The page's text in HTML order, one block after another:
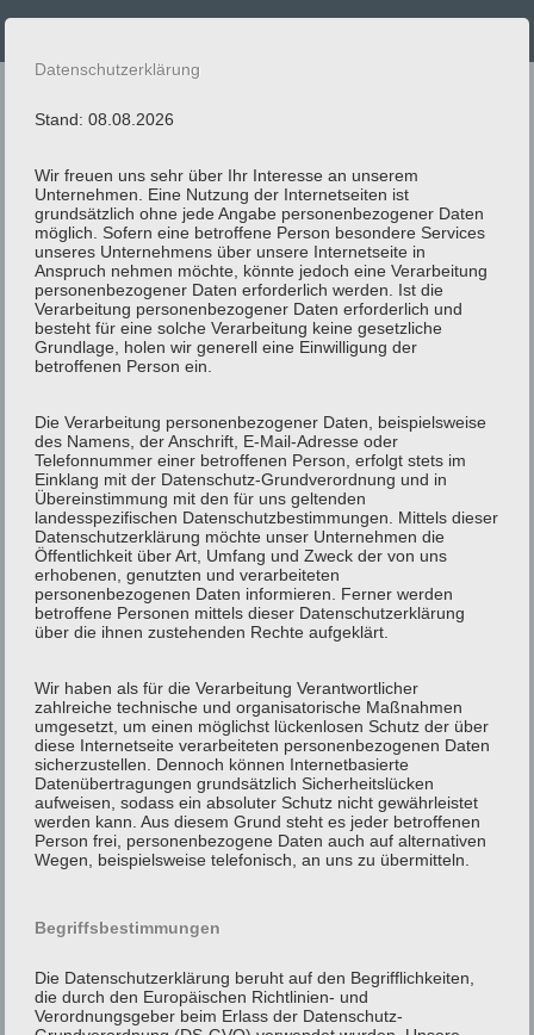
Ihr Taxi- und Mietwagen-Unternehmen
aus Oelde
02522 6969
02522 6969
Taxi bestellen
Eine schnelle und zuverlässige Bestellung geht
über unsere Rufnummer 025226969, die für
zu erreichen ist.
Wir bieten Ihnen aber auch eine Online-
Bestellung an.
Bestellen Sie hier Ihr Taxi oder Ihren
Mietwagen vor!
Bitte beachten Sie, das wir bei einer Bestellung
bearbeiten können und wir zudem eine
Datenschutzerklärung
Stand: 08.08.2026
Wir freuen uns sehr über Ihr Interesse an unserem
Unternehmen. Eine Nutzung der Internetseiten ist
grundsätzlich ohne jede Angabe personenbezogener Daten
möglich. Sofern eine betroffene Person besondere Services
unseres Unternehmens über unsere Internetseite in
Anspruch nehmen möchte, könnte jedoch eine Verarbeitung
personenbezogener Daten erforderlich werden. Ist die
Verarbeitung personenbezogener Daten erforderlich und
besteht für eine solche Verarbeitung keine gesetzliche
Grundlage, holen wir generell eine Einwilligung der
betroffenen Person ein.
Die Verarbeitung personenbezogener Daten, beispielsweise
des Namens, der Anschrift, E-Mail-Adresse oder
Telefonnummer einer betroffenen Person, erfolgt stets im
Einklang mit der Datenschutz-Grundverordnung und in
Übereinstimmung mit den für uns geltenden
landesspezifischen Datenschutzbestimmungen. Mittels dieser
Datenschutzerklärung möchte unser Unternehmen die
Öffentlichkeit über Art, Umfang und Zweck der von uns
erhobenen, genutzten und verarbeiteten
personenbezogenen Daten informieren. Ferner werden
betroffene Personen mittels dieser Datenschutzerklärung
über die ihnen zustehenden Rechte aufgeklärt.
Wir haben als für die Verarbeitung Verantwortlicher
zahlreiche technische und organisatorische Maßnahmen
umgesetzt, um einen möglichst lückenlosen Schutz der über
diese Internetseite verarbeiteten personenbezogenen Daten
sicherzustellen. Dennoch können Internetbasierte
Datenübertragungen grundsätzlich Sicherheitslücken
aufweisen, sodass ein absoluter Schutz nicht gewährleistet
werden kann. Aus diesem Grund steht es jeder betroffenen
Person frei, personenbezogene Daten auch auf alternativen
Wegen, beispielsweise telefonisch, an uns zu übermitteln.
Begriffsbestimmungen
Die Datenschutzerklärung beruht auf den Begrifflichkeiten,
die durch den Europäischen Richtlinien- und
Verordnungsgeber beim Erlass der Datenschutz-